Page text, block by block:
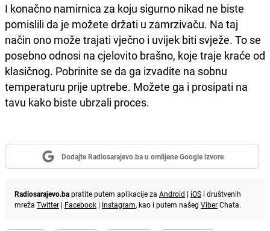
I konačno namirnica za koju sigurno nikad ne biste
pomislili da je možete držati u zamrzivaču. Na taj
način ono može trajati vječno i uvijek biti svježe. To se
posebno odnosi na cjelovito brašno, koje traje kraće od
klasičnog. Pobrinite se da ga izvadite na sobnu
temperaturu prije uptrebe. Možete ga i prosipati na
tavu kako biste ubrzali proces.
Dodajte Radiosarajevo.ba u omiljene Google izvore
Radiosarajevo.bapratite putem aplikacije za Android | iOS i društvenih
mreža Twitter | Facebook | Instagram, kao i putem našeg ViberChata.